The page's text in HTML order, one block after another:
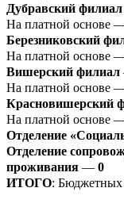
Дубравский филиал
На платной основе
Березниковский
На платной основе
Вишерский филиал
На платной основе
Красновишерский
На платной основе
Отделение
Отделение
проживания — 0
ИТОГО: